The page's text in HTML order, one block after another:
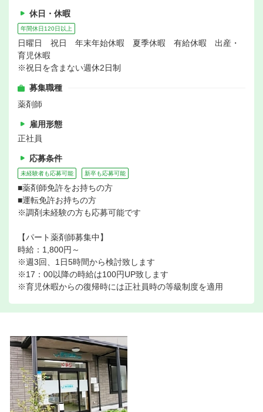
休日・休暇
年間休日120日以上
日曜日 祝日 年末年始休暇 夏季休暇 有給休暇 出産・
育児休暇
※祝日を含まない週休2日制
募集職種
薬剤師
雇用形態
正社員
応募条件
未経験者も応募可能 新卒も応募可能
■薬剤師免許をお持ちの方
■運転免許お持ちの方
※調剤未経験の方も応募可能です
【パート薬剤師募集中】
時給：1,800円～
※週3回、1日5時間から検討致します
※17：00以降の時給は100円UP致します
※育児休暇からの復帰時には正社員時の等級制度を適用